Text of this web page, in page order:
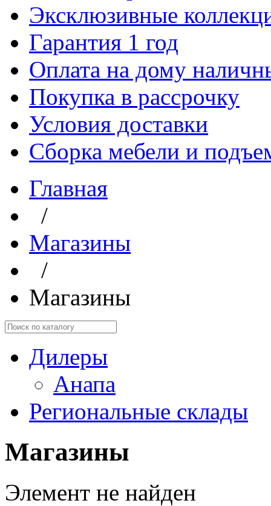
Эксклюзивные
Гарантия 1 год
Оплата на дому
Покупка в рассрочку
Условия доставки
Сборка мебели и
Главная
/
Магазины
/
Магазины
Дилеры
Анапа
Региональные склады
Магазины
Элемент не найден